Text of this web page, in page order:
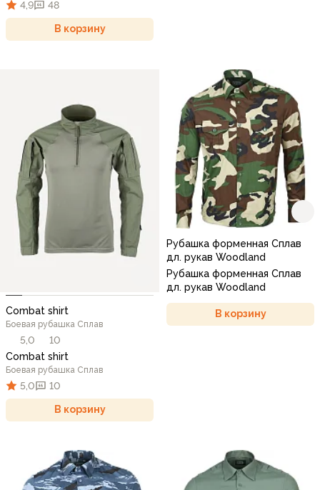
4,9 48
В корзину
Combat shirt
Боевая рубашка Сплав
5,0
10
Combat shirt
Боевая рубашка Сплав
5,0 10
В корзину
Рубашка форменная Сплав
дл. рукав Woodland
Рубашка форменная Сплав
дл. рукав Woodland
В корзину